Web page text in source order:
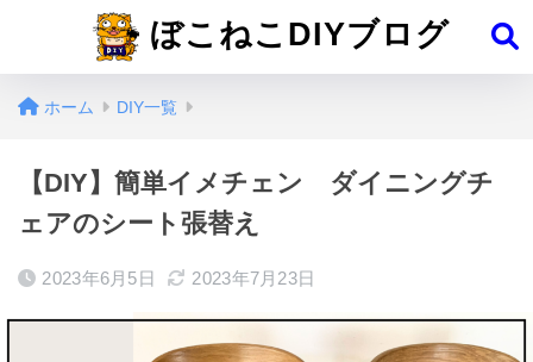
ぼこねこDIYブログ
ホーム DIY一覧
【DIY】簡単イメチェン ダイニングチ
ェアのシート張替え
2023年6月5日 2023年7月23日